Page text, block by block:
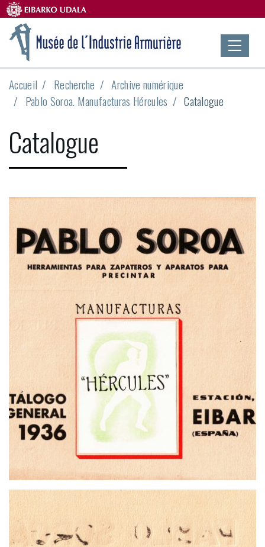
Accueil Recherche
Archive numérique
Pablo Soroa. Manufacturas Hércules
Catalogue
Catalogue